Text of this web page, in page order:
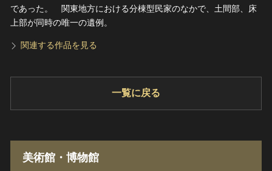
であった。 関東地方における分棟型民家のなかで、土間部、床
上部が同時の唯一の遺例。
関連する作品を見る
一覧に戻る
美術館・博物館